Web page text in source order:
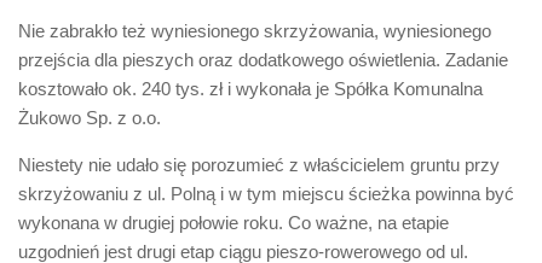
Nie zabrakło też wyniesionego skrzyżowania, wyniesionego
przejścia dla pieszych oraz dodatkowego oświetlenia. Zadanie
kosztowało ok. 240 tys. zł i wykonała je Spółka Komunalna
Żukowo Sp. z o.o.
Niestety nie udało się porozumieć z właścicielem gruntu przy
skrzyżowaniu z ul. Polną i w tym miejscu ścieżka powinna być
wykonana w drugiej połowie roku. Co ważne, na etapie
uzgodnień jest drugi etap ciągu pieszo-rowerowego od ul.